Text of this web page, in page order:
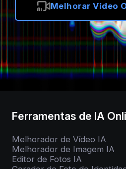
Melhorar Vídeo
Ferramentas de IA
Melhorador de Vídeo IA
Melhorador de Imagem IA
Editor de Fotos IA